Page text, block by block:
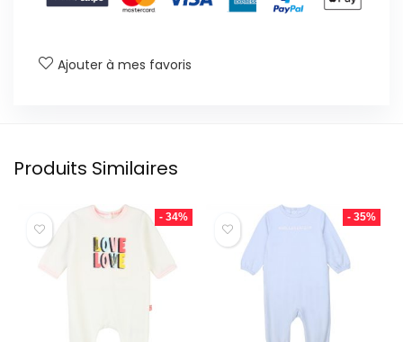
Ajouter à mes favoris
Produits Similaires
- 34% - 35%